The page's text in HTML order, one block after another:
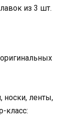
из 3 шт.
носки, ленты,
класс: